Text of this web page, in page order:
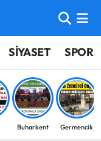
SİYASET SPOR
Buharkent Germencik